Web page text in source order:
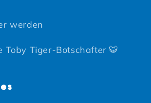
werden
Toby Tiger-Botschafter 🐯